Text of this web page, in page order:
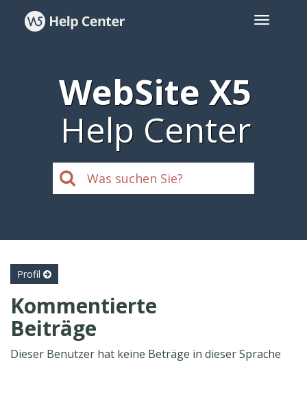
WebSite X5
Help Center
Profil
Kommentierte
Beiträge
Dieser Benutzer hat keine Beträge in dieser Sprache